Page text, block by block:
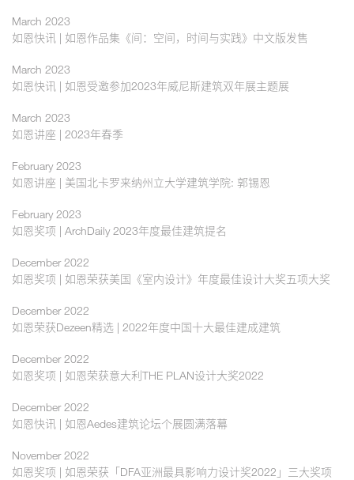
March 2023
如恩快讯 | 如恩作品集《间：空间，时间与实践》中文版发售
March 2023
如恩快讯 | 如恩受邀参加2023年威尼斯建筑双年展主题展
March 2023
如恩讲座 | 2023年春季
February 2023
如恩讲座 | 美国北卡罗来纳州立大学建筑学院: 郭锡恩
February 2023
如恩奖项 | ArchDaily 2023年度最佳建筑提名
December 2022
如恩奖项 | 如恩荣获美国《室内设计》年度最佳设计大奖五项大奖
December 2022
如恩荣获Dezeen精选 | 2022年度中国十大最佳建成建筑
December 2022
如恩奖项 | 如恩荣获意大利THE PLAN设计大奖2022
December 2022
如恩快讯 | 如恩Aedes建筑论坛个展圆满落幕
November 2022
如恩奖项 | 如恩荣获「DFA亚洲最具影响力设计奖2022」三大奖项